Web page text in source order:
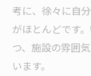
考に、徐々に自
がほとんどです
つ、施設の雰囲
います。